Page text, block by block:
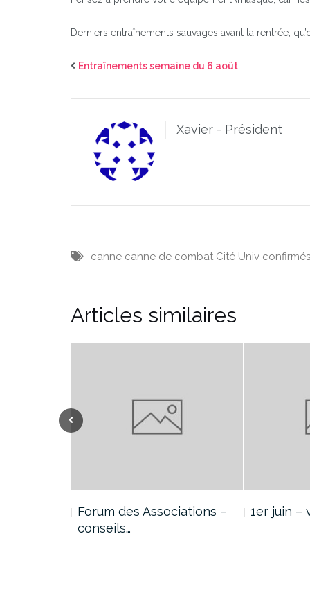
Derniers entraînements sauvages avant la rentrée,
Entraînements semaine du 6 août
Xavier - Président
canne canne de combat Cité Univ confirmés
Articles similaires
Forum des Associations –
conseils…
1er juin –